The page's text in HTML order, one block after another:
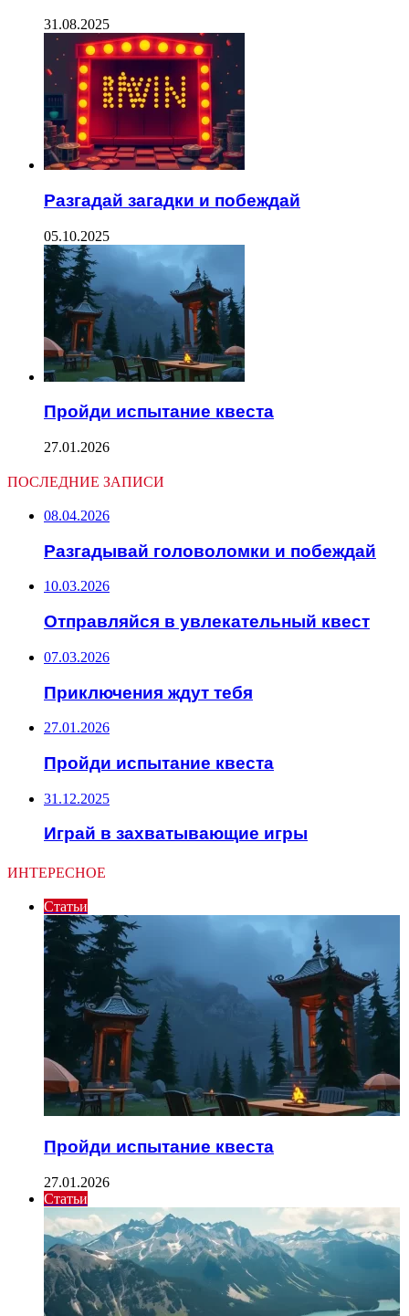
31.08.2025
Разгадай загадки и побеждай
05.10.2025
Пройди испытание квеста
27.01.2026
ПОСЛЕДНИЕ ЗАПИСИ
08.04.2026
Разгадывай головоломки и побеждай
10.03.2026
Отправляйся в увлекательный квест
07.03.2026
Приключения ждут тебя
27.01.2026
Пройди испытание квеста
31.12.2025
Играй в захватывающие игры
ИНТЕРЕСНОЕ
Статьи
Пройди испытание квеста
27.01.2026
Статьи